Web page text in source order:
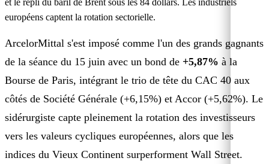
européens captent la rotation sectorielle.
ArcelorMittal s'est imposé comme l'un des grands gagnants
de la séance du 15 juin avec un bond de +5,87% à la
Bourse de Paris, intégrant le trio de tête du CAC 40 aux
côtés de Société Générale (+6,15%) et Accor (+5,62%). Le
sidérurgiste capte pleinement la rotation des investisseurs
vers les valeurs cycliques européennes, alors que les
indices du Vieux Continent surperforment Wall Street.